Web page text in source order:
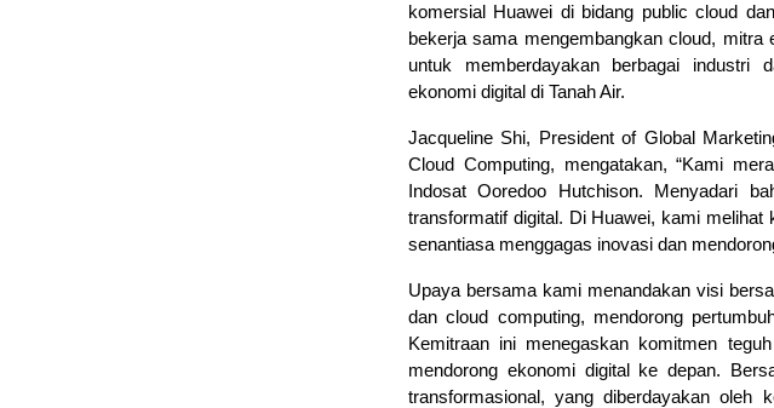
komersial Huawei di bidang public cloud
bekerja sama mengembangkan cloud, mitra
untuk memberdayakan berbagai industri
ekonomi digital di Tanah Air.
Jacqueline Shi, President of Global
Cloud Computing, mengatakan, “Kami
Indosat Ooredoo Hutchison. Menyadari
transformatif digital. Di Huawei, kami melihat
senantiasa menggagas inovasi dan
Upaya bersama kami menandakan visi
dan cloud computing, mendorong
Kemitraan ini menegaskan komitmen
mendorong ekonomi digital ke depan.
transformasional, yang diberdayakan oleh